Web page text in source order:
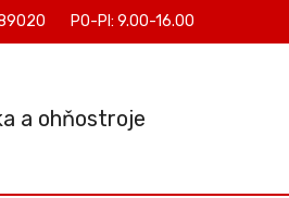
a ohňostroje
PO-PI: 9.00-16.00